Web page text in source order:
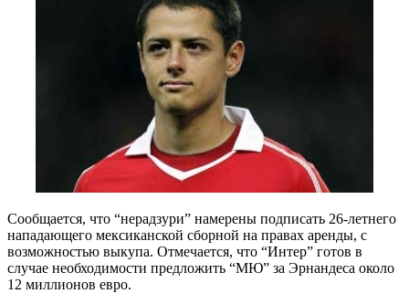
Сообщается, что “нерадзури” намерены подписать 26-летнего
нападающего мексиканской сборной на правах аренды, с
возможностью выкупа. Отмечается, что “Интер” готов в
случае необходимости предложить “МЮ” за Эрнандеса около
12 миллионов евро.